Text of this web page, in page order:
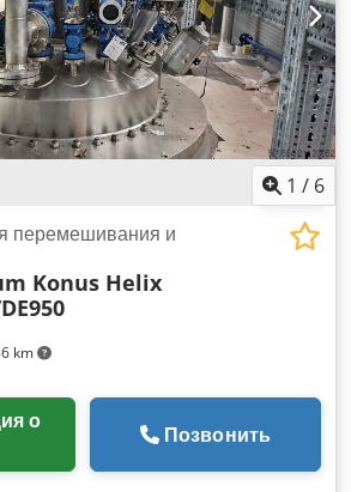
1 / 6
km
перемешивания и
Konus Helix
Позвонить